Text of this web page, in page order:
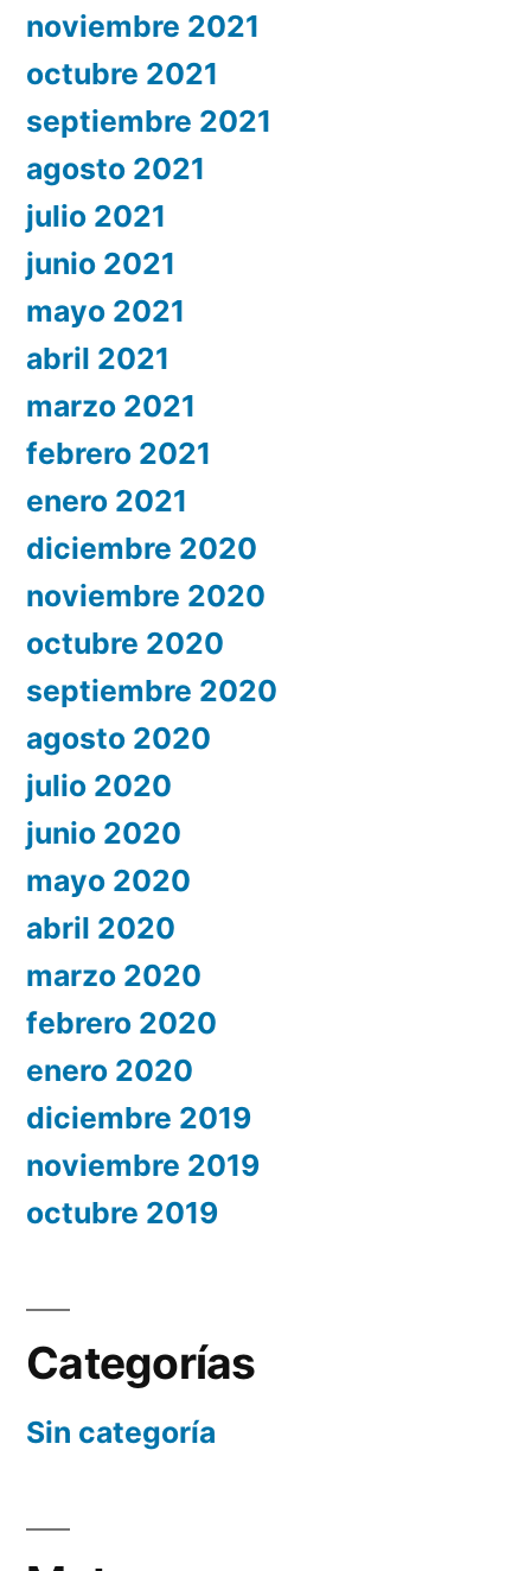
noviembre 2021
octubre 2021
septiembre 2021
agosto 2021
julio 2021
junio 2021
mayo 2021
abril 2021
marzo 2021
febrero 2021
enero 2021
diciembre 2020
noviembre 2020
octubre 2020
septiembre 2020
agosto 2020
julio 2020
junio 2020
mayo 2020
abril 2020
marzo 2020
febrero 2020
enero 2020
diciembre 2019
noviembre 2019
octubre 2019
Categorías
Sin categoría